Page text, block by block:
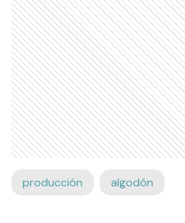
producción algodón